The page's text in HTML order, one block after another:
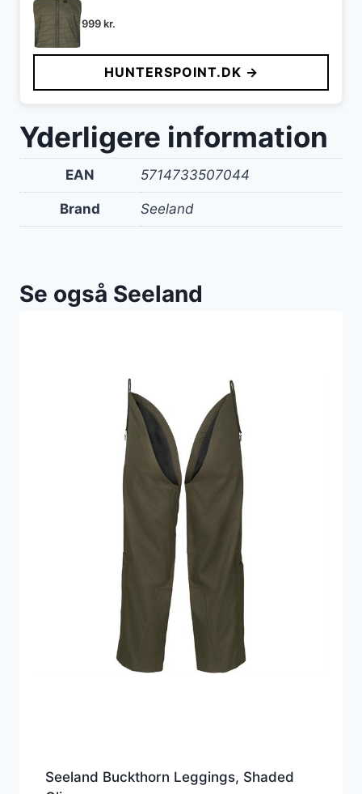
999kr.
HUNTERSPOINT.DK →
Yderligere information
EAN 5714733507044
Brand Seeland
Se også Seeland
Seeland Buckthorn Leggings, Shaded